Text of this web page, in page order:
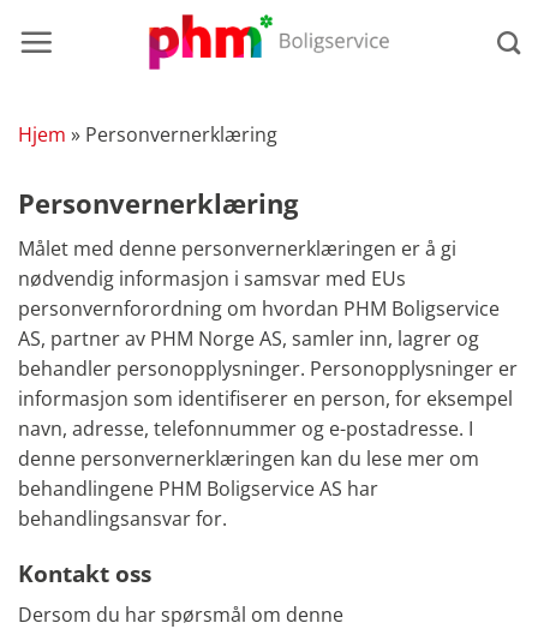
Hjem » Personvernerklæring
Personvernerklæring
Målet med denne personvernerklæringen er å gi
nødvendig informasjon i samsvar med EUs
personvernforordning om hvordan PHM Boligservice
AS, partner av PHM Norge AS, samler inn, lagrer og
behandler personopplysninger. Personopplysninger er
informasjon som identifiserer en person, for eksempel
navn, adresse, telefonnummer og e-postadresse. I
denne personvernerklæringen kan du lese mer om
behandlingene PHM Boligservice AS har
behandlingsansvar for.
Kontakt oss
Dersom du har spørsmål om denne